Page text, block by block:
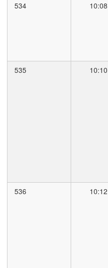
534 10:08
535 10:10
536 10:12